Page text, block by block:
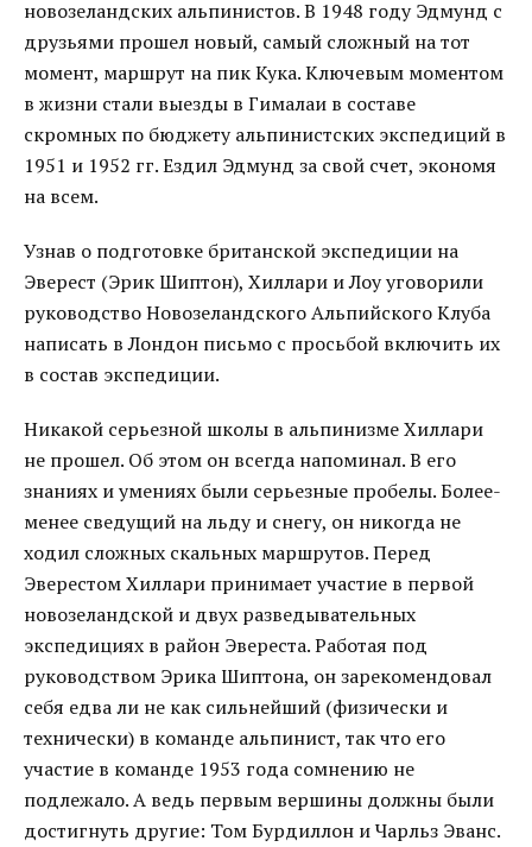
новозеландских альпинистов. В 1948 году Эдмунд с
друзьями прошел новый, самый сложный на тот
момент, маршрут на пик Кука. Ключевым моментом
в жизни стали выезды в Гималаи в составе
скромных по бюджету альпинистских экспедиций в
1951 и 1952 гг. Ездил Эдмунд за свой счет, экономя
на всем.
Узнав о подготовке британской экспедиции на
Эверест (Эрик Шиптон), Хиллари и Лоу уговорили
руководство Новозеландского Альпийского Клуба
написать в Лондон письмо с просьбой включить их
в состав экспедиции.
Никакой серьезной школы в альпинизме Хиллари
не прошел. Об этом он всегда напоминал. В его
знаниях и умениях были серьезные пробелы. Более-
менее сведущий на льду и снегу, он никогда не
ходил сложных скальных маршрутов. Перед
Эверестом Хиллари принимает участие в первой
новозеландской и двух разведывательных
экспедициях в район Эвереста. Работая под
руководством Эрика Шиптона, он зарекомендовал
себя едва ли не как сильнейший (физически и
технически) в команде альпинист, так что его
участие в команде 1953 года сомнению не
подлежало. А ведь первым вершины должны были
достигнуть другие: Том Бурдиллон и Чарльз Эванс.